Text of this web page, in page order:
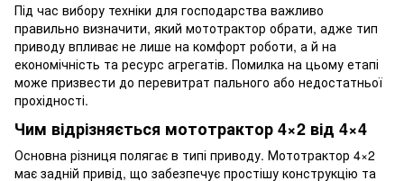
Під час вибору техніки для господарства важливо
правильно визначити, який мототрактор обрати, адже тип
приводу впливає не лише на комфорт роботи, а й на
економічність та ресурс агрегатів. Помилка на цьому етапі
може призвести до перевитрат пального або недостатньої
прохідності.
Чим відрізняється мототрактор 4×2 від 4×4
Основна різниця полягає в типі приводу. Мототрактор 4×2
має задній привід, що забезпечує простішу конструкцію та